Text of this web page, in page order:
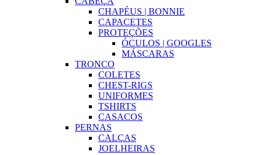
CHAPÉUS | BONNIE
CAPACETES
PROTEÇÕES
ÓCULOS | GOOGLES
MÁSCARAS
TRONCO
COLETES
CHEST-RIGS
UNIFORMES
TSHIRTS
CASACOS
PERNAS
CALÇAS
JOELHEIRAS